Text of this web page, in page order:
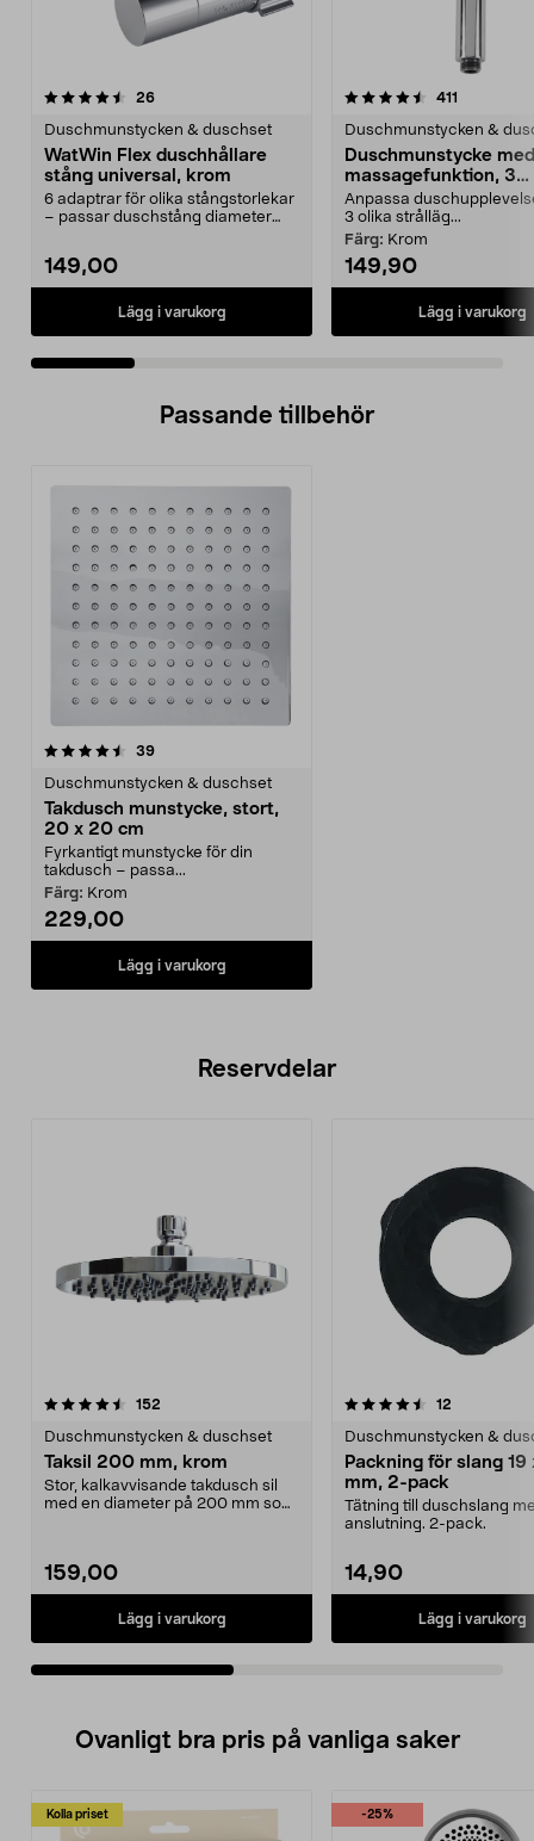
26recensioner
Duschmunstycken & duschset
WatWin Flex duschhållare
stång universal, krom
6 adaptrar för olika stångstorlekar
– passar duschstång diameter
149,00
Lägg i varukorg
4.5 av 5 stjärnor 411
Duschmunstycken &
Duschmunstycke med
massagefunktion, 3
strållägen
Anpassa
3 olika strålläg...
Färg: Krom
149,90
Lägg i varukorg
4.5 av 5 stjärnor
Passande tillbehör
39recensioner
Duschmunstycken & duschset
Takdusch munstycke, stort,
20 x 20 cm
Fyrkantigt munstycke för din
takdusch – passa...
Färg: Krom
229,00
Lägg i varukorg
Reservdelar
152
Duschmunstycken & duschset
Taksil 200 mm, krom
Stor, kalkavvisande takdusch sil
med en diameter på 200 mm som
159,00
Lägg i varukorg
4.5av 5 stjärnor 12
Duschmunstycken &
Packning för slang 19
mm, 2-pack
Tätning till duschslang
anslutning. 2-pack.
14,90
Lägg i varukorg
3.0av 5 stjärnor
Ovanligt bra pris på vanliga saker
Kolla priset -25%